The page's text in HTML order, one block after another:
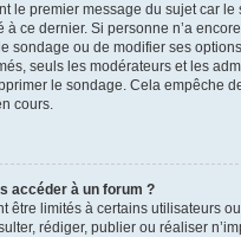
le premier message du sujet car le
ce dernier. Si personne n’a
sondage ou de modifier ses
seuls les modérateurs et les
le sondage. Cela empêche
cours.
accéder à un forum ?
être limités à certains utilisateurs
rédiger, publier ou réaliser